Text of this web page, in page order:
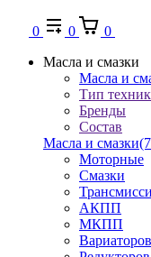
0 0
0
Масла и смазки
Масла и
Тип
Бренды
Состав
Масла и смазки
Моторные
Смазки
АКПП
МКПП
Вариаторов